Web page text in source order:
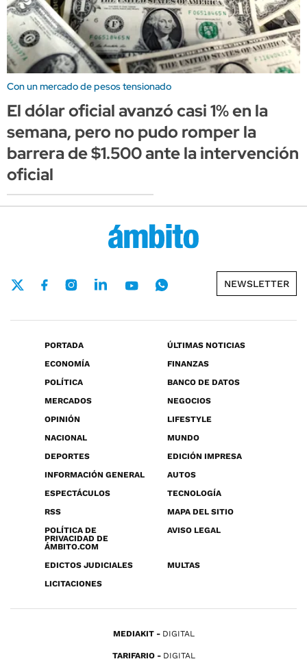
Con un mercado de pesos tensionado
El dólar oficial avanzó casi 1% en la
semana, pero no pudo romper la
barrera de $1.500 ante la intervención
oficial
NEWSLETTER
PORTADA
ÚLTIMAS NOTICIAS
ECONOMÍA
FINANZAS
POLÍTICA
BANCO DE DATOS
MERCADOS
NEGOCIOS
OPINIÓN
LIFESTYLE
NACIONAL
MUNDO
DEPORTES
EDICIÓN IMPRESA
INFORMACIÓN GENERAL
AUTOS
ESPECTÁCULOS
TECNOLOGÍA
RSS
MAPA DEL SITIO
POLÍTICA DE
PRIVACIDAD DE
ÁMBITO.COM
AVISO LEGAL
EDICTOS JUDICIALES
MULTAS
LICITACIONES
MEDIAKIT DIGITAL
TARIFARIO DIGITAL